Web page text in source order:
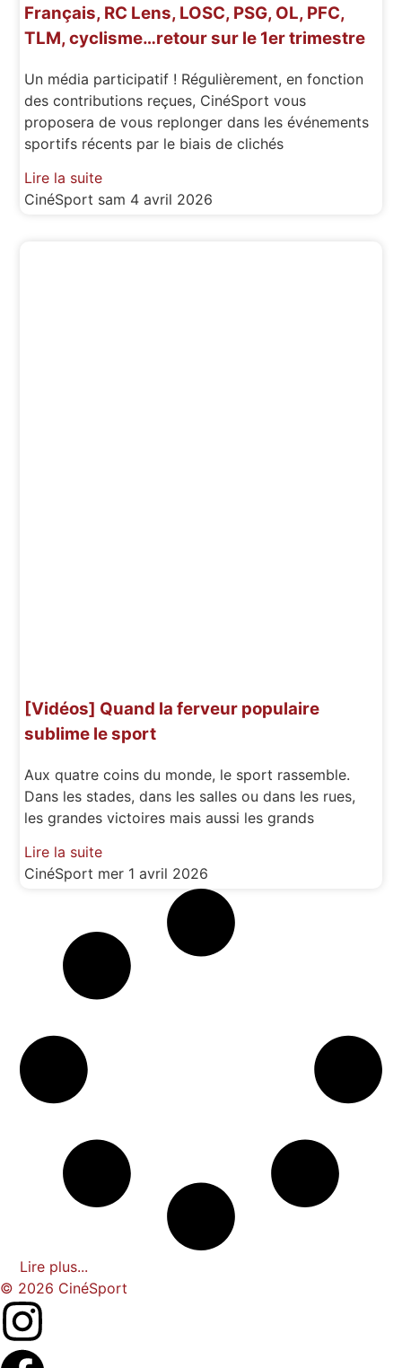
Français, RC Lens, LOSC, PSG, OL, PFC,
TLM, cyclisme…retour sur le 1er trimestre
Un média participatif ! Régulièrement, en fonction
des contributions reçues, CinéSport vous
proposera de vous replonger dans les événements
sportifs récents par le biais de clichés
Lire la suite
CinéSport sam 4 avril 2026
[Vidéos] Quand la ferveur populaire
sublime le sport
Aux quatre coins du monde, le sport rassemble.
Dans les stades, dans les salles ou dans les rues,
les grandes victoires mais aussi les grands
Lire la suite
CinéSport mer 1 avril 2026
Lire plus...
© 2026 CinéSport